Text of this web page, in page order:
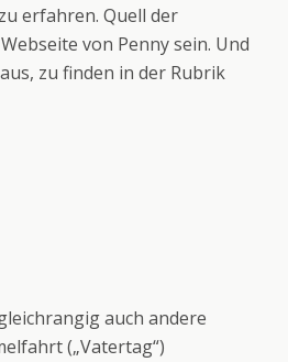
erfahren. Quell der
von Penny sein. Und
zu finden in der Rubrik
auch andere
(„Vatertag“)